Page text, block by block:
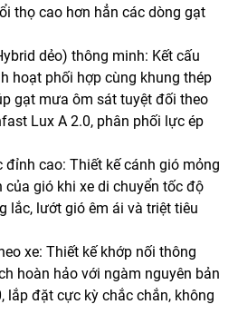
thọ cao hơn hẳn các dòng gạt
dẻo) thông minh: Kết cấu
hoạt phối hợp cùng khung thép
gạt mưa ôm sát tuyệt đối theo
Lux A 2.0, phân phối lực ép
đỉnh cao: Thiết kế cánh gió mỏng
gió khi xe di chuyển tốc độ
lắc, lướt gió êm ái và triệt tiêu
xe: Thiết kế khớp nối thông
hoàn hảo với ngàm nguyên bản
lắp đặt cực kỳ chắc chắn, không